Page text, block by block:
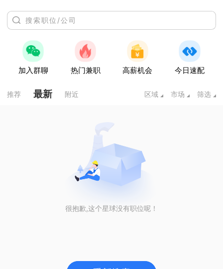
加入群聊 热门兼职 高薪机会 今日速配
推荐 最新 附近 区域 市场 筛选
很抱歉,这个星球没有职位呢！